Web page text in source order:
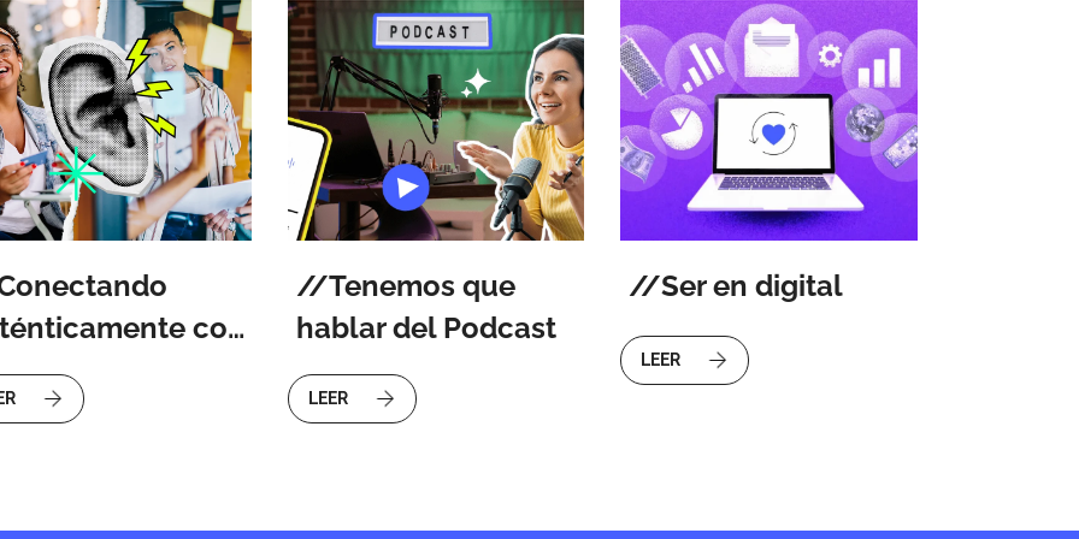
con
usuarios a través
Escucha Activa
Tenemos que
hablar del Podcast
LEER
Ser en digital
LEER